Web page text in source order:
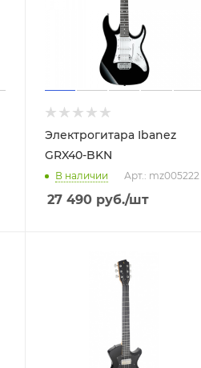
Электрогитара Ibanez
GRX40-BKN
В наличии Арт.: mz005222
27 490руб./шт